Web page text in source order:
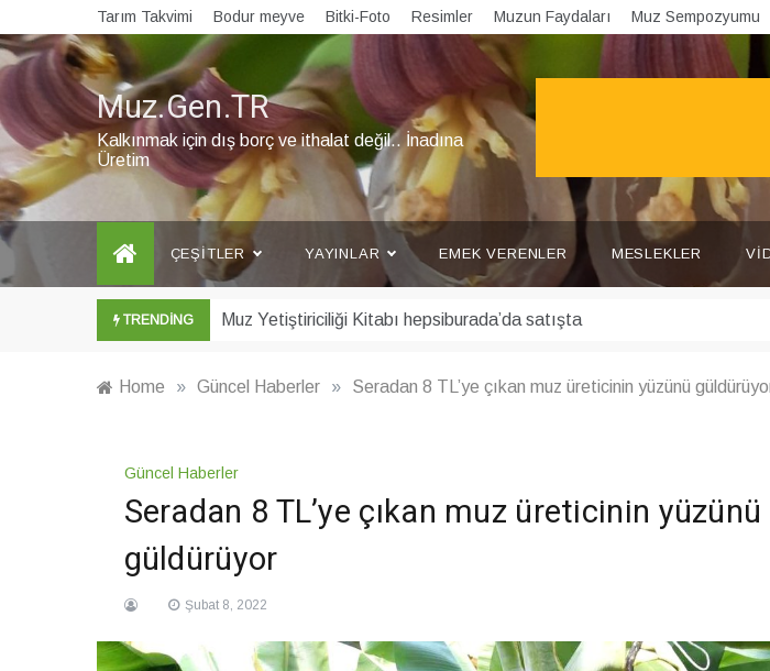
to
content
Tarım Takvimi Bodur meyve Bitki-Foto Resimler Muzun Faydaları Muz Sempozyumu
Muz.Gen.TR
Kalkınmak için dış borç ve ithalat değil.. İnadına
Üretim
ÇEŞITLER YAYINLAR EMEK VERENLER MESLEKLER
TRENDING Şubat ayı Muz Bülteni yayınlandı
Home » Güncel Haberler » Seradan 8 TL’ye çıkan muz üreticinin yüzünü
Güncel Haberler
Seradan 8 TL’ye çıkan muz üreticinin yüzünü
güldürüyor
Şubat 8, 2022